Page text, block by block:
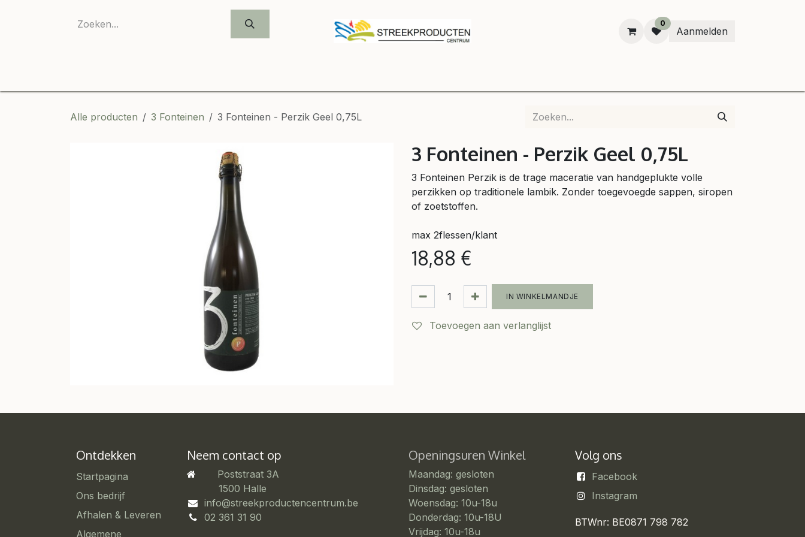
0
Aanmelden
Alle producten 3 Fonteinen 3 Fonteinen - Perzik Geel 0,75L
3 Fonteinen - Perzik Geel 0,75L
3 Fonteinen Perzik is de trage maceratie van handgeplukte volle
perzikken op traditionele lambik. Zonder toegevoegde sappen, siropen
of zoetstoffen.
max 2flessen/klant
18,88 €
IN WINKELMANDJE
Toevoegen aan verlanglijst
Ontdekken
Startpagina
Ons bedrijf
Afhalen & Leveren
Algemene
Neem contact op
Poststraat 3A
​1500 Halle
info@streekproductencentrum.be
02 361 31 90
Volg ons
Facebook
Instagram
BTWnr: BE0871 798 782
Openingsuren Winkel
Maandag: gesloten
Dinsdag: gesloten
Woensdag: 10u-18u
Donderdag: 10u-18U
Vrijdag: 10u-18u